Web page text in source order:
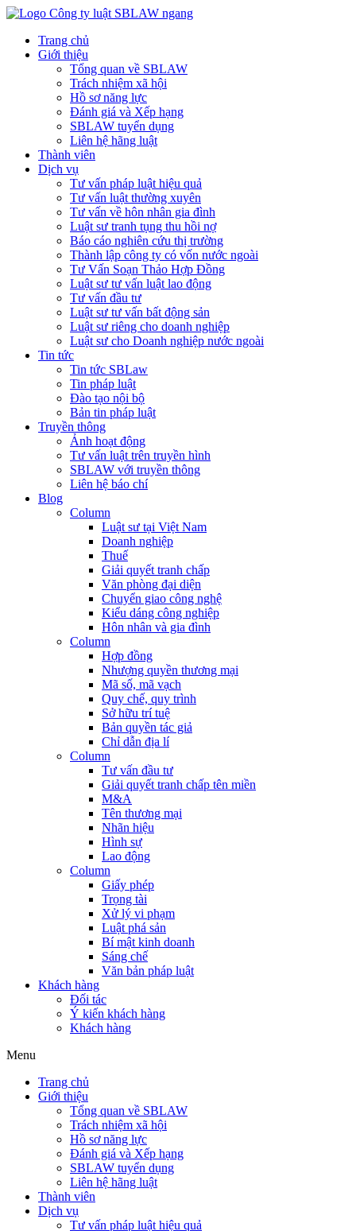
Trang chủ
Giới thiệu
Tổng quan về SBLAW
Trách nhiệm xã hội
Hồ sơ năng lực
Đánh giá và Xếp hạng
SBLAW tuyển dụng
Liên hệ hãng luật
Thành viên
Dịch vụ
Tư vấn pháp luật hiệu quả
Tư vấn luật thường xuyên
Tư vấn về hôn nhân gia đình
Luật sư tranh tụng thu hồi nợ
Báo cáo nghiên cứu thị trường
Thành lập công ty có vốn nước ngoài
Tư Vấn Soạn Thảo Hợp Đồng
Luật sư tư vấn luật lao động
Tư vấn đầu tư
Luật sư tư vấn bất động sản
Luật sư riêng cho doanh nghiệp
Luật sư cho Doanh nghiệp nước ngoài
Tin tức
Tin tức SBLaw
Tin pháp luật
Đào tạo nội bộ
Bản tin pháp luật
Truyền thông
Ảnh hoạt động
Tư vấn luật trên truyền hình
SBLAW với truyền thông
Liên hệ báo chí
Blog
Column
Luật sư tại Việt Nam
Doanh nghiệp
Thuế
Giải quyết tranh chấp
Văn phòng đại diện
Chuyển giao công nghệ
Kiểu dáng công nghiệp
Hôn nhân và gia đình
Column
Hợp đồng
Nhượng quyền thương mại
Mã số, mã vạch
Quy chế, quy trình
Sở hữu trí tuệ
Bản quyền tác giả
Chỉ dẫn địa lí
Column
Tư vấn đầu tư
Giải quyết tranh chấp tên miền
M&A
Tên thương mại
Nhãn hiệu
Hình sự
Lao động
Column
Giấy phép
Trọng tài
Xử lý vi phạm
Luật phá sản
Bí mật kinh doanh
Sáng chế
Văn bản pháp luật
Khách hàng
Đối tác
Ý kiến khách hàng
Khách hàng
Menu
Trang chủ
Giới thiệu
Tổng quan về SBLAW
Trách nhiệm xã hội
Hồ sơ năng lực
Đánh giá và Xếp hạng
SBLAW tuyển dụng
Liên hệ hãng luật
Thành viên
Dịch vụ
Tư vấn pháp luật hiệu quả